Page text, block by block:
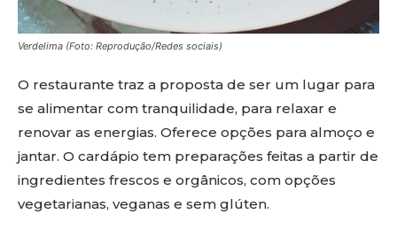
Verdelima (Foto: Reprodução/Redes sociais)
O restaurante traz a proposta de ser um lugar para
se alimentar com tranquilidade, para relaxar e
renovar as energias. Oferece opções para almoço e
jantar. O cardápio tem preparações feitas a partir de
ingredientes frescos e orgânicos, com opções
vegetarianas, veganas e sem glúten.